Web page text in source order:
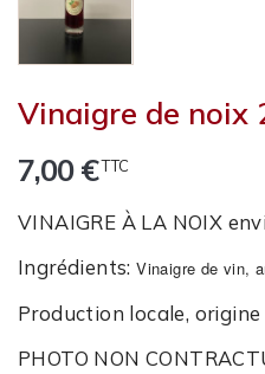
Vinaigre de noix
7,00 €TTC
VINAIGRE À LA NOIX
Ingrédients:Vinaigre de vin,
Production locale,
PHOTO NON